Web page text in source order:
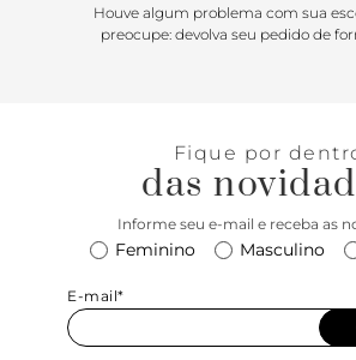
Houve algum problema com sua
preocupe: devolva seu pedido de
Fique por
das
Informe seu e-mail e receba as
Feminino Masculino
E-mail*